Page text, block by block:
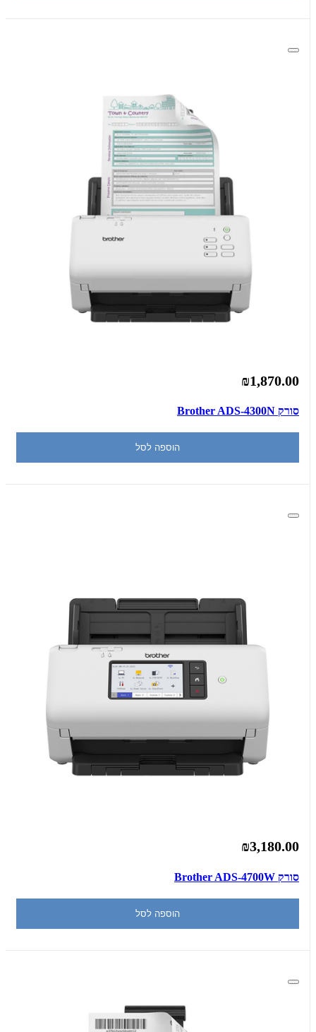
₪1,870.00
סורק Brother ADS-4300N
הוספה לסל
₪3,180.00
סורק Brother ADS-4700W
הוספה לסל